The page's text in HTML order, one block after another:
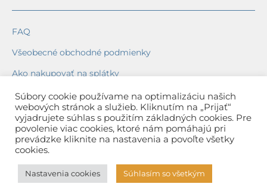
FAQ
Všeobecné obchodné podmienky
Ako nakupovať na splátky
Ochrana osobných údajov
Reklamačný poriadok
Spôsob a cena dopravy
Spôsob platby
Súbory cookie používame na optimalizáciu našich
webových stránok a služieb. Kliknutím na „Prijať“
vyjadrujete súhlas s použitím základných cookies. Pre
povolenie viac cookies, ktoré nám pomáhajú pri
prevádzke kliknite na nastavenia a povoľte všetky
cookies.
Nastavenia cookies Súhlasím so všetkým